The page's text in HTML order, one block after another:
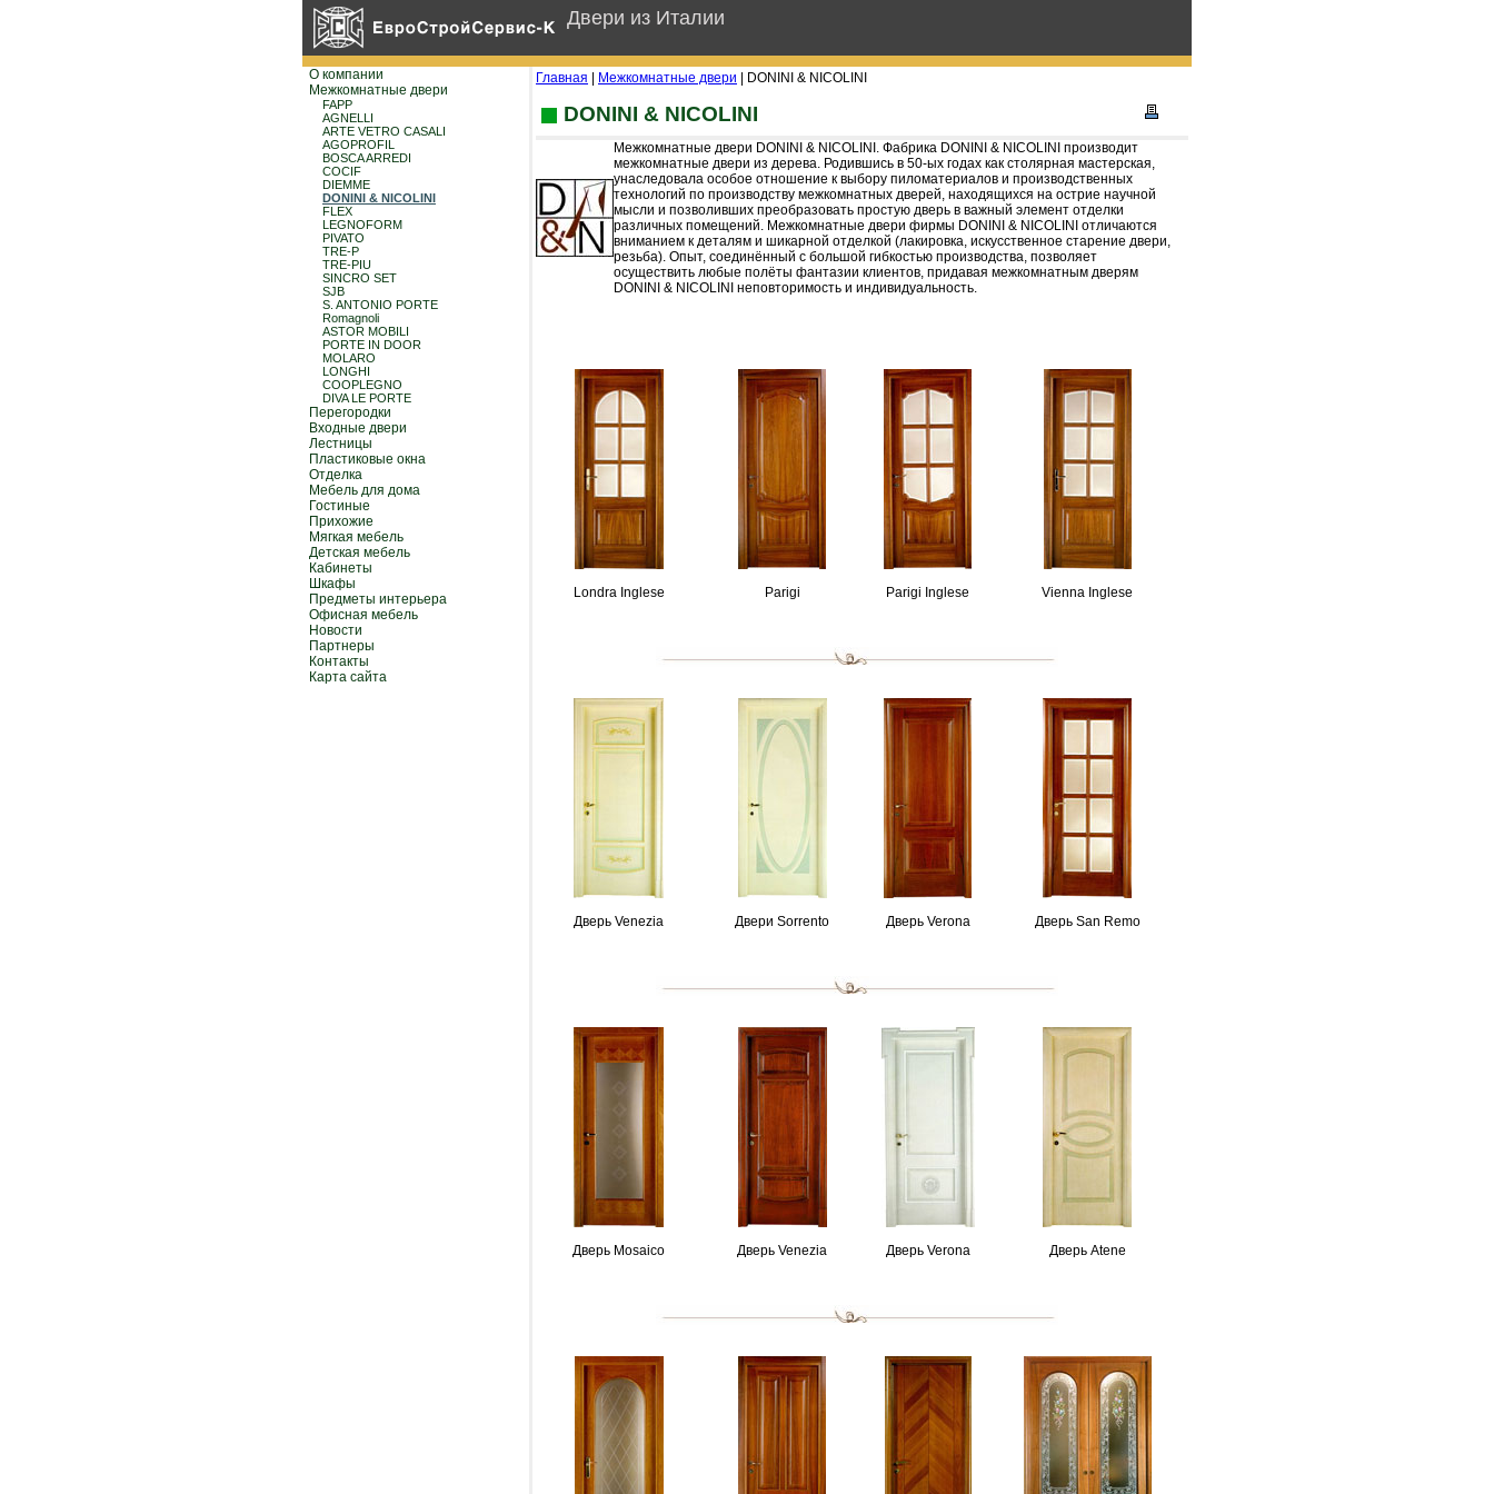
Двери из Италии
О компании
Межкомнатные двери
FAPP
AGNELLI
ARTE VETRO CASALI
AGOPROFIL
BOSCA ARREDI
COCIF
DIEMME
DONINI & NICOLINI
FLEX
LEGNOFORM
PIVATO
TRE-P
TRE-PIU
SINCRO SET
SJB
S. ANTONIO PORTE
Romagnoli
ASTOR MOBILI
PORTE IN DOOR
MOLARO
LONGHI
COOPLEGNO
DIVA LE PORTE
Перегородки
Входные двери
Лестницы
Пластиковые окна
Отделка
Мебель для дома
Гостиные
Прихожие
Мягкая мебель
Детская мебель
Кабинеты
Шкафы
Предметы интерьера
Офисная мебель
Новости
Партнеры
Контакты
Карта сайта
Главная Межкомнатные двери | DONINI & NICOLINI
DONINI & NICOLINI
Межкомнатные двери DONINI & NICOLINI. Фабрика DONINI & NICOLINI производит
межкомнатные двери из дерева. Родившись в 50-ых годах как столярная мастерская,
унаследовала особое отношение к выбору пиломатериалов и производственных
технологий по производству межкомнатных дверей, находящихся на острие научной
мысли и позволивших преобразовать простую дверь в важный элемент отделки
различных помещений. Межкомнатные двери фирмы DONINI & NICOLINI отличаются
вниманием к деталям и шикарной отделкой (лакировка, искусственное старение двери,
резьба). Опыт, соединённый с большой гибкостью производства, позволяет
осуществить любые полёты фантазии клиентов, придавая межкомнатным дверям
DONINI & NICOLINI неповторимость и индивидуальность.
Londra Inglese Parigi Parigi Inglese Vienna Inglese
Дверь Venezia Двери Sorrento Дверь Verona Дверь San Remo
Дверь Mosaico Дверь Venezia Дверь Verona Дверь Atene